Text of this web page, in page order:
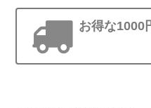
お得な1000